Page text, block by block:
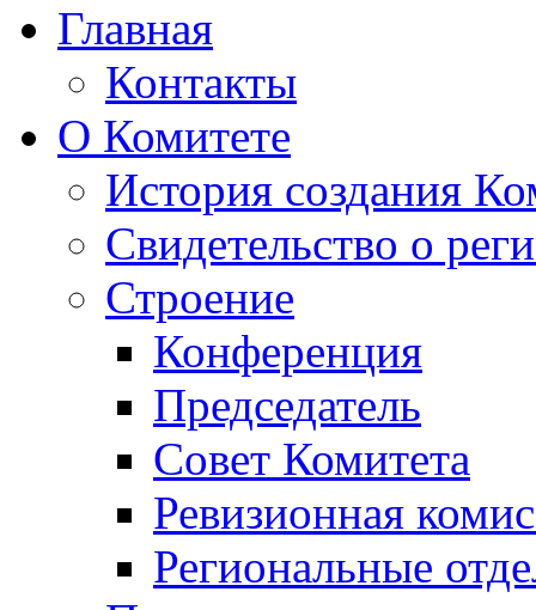
Главная
Контакты
О Комитете
История создания
Свидетельство о
Строение
Конференция
Председатель
Совет Комитета
Ревизионная
Региональные